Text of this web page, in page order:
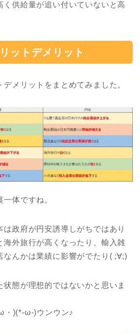
く供給量が追い付いていないと高
ットデメリット
デメリットをまとめてみました。
体ですね。
は政府が円安誘導しがちではあり
海外旅行が高くなったり、輸入雑
なんかは業績に影響がでたり( ;∀;)
状態が理想的ではないかと思いま
)(*-ω-)ウンウン♪